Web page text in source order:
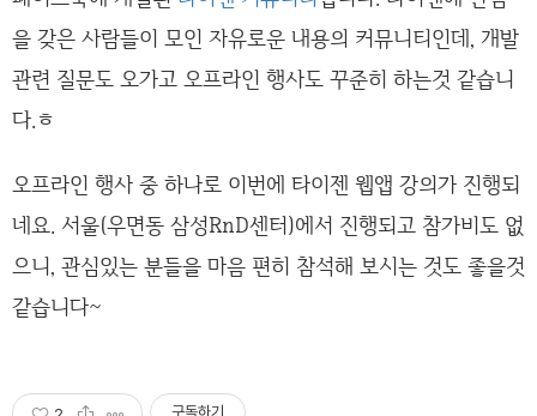
을 갖은 사람들이 모인 자유로운 내용의 커뮤니티인데, 개발
관련 질문도 오가고 오프라인 행사도 꾸준히 하는것 같습니
다.ㅎ
오프라인 행사 중 하나로 이번에 타이젠 웹앱 강의가 진행되
네요. 서울(우면동 삼성RnD센터)에서 진행되고 참가비도 없
으니, 관심있는 분들을 마음 편히 참석해 보시는 것도 좋을것
같습니다~
구독하기